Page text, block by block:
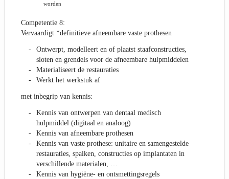
worden
Competentie 8:
Vervaardigt *definitieve afneembare vaste prothesen
Ontwerpt, modelleert en of plaatst staafconstructies,
sloten en grendels voor de afneembare hulpmiddelen
Materialiseert de restauraties
Werkt het werkstuk af
met inbegrip van kennis:
Kennis van ontwerpen van dentaal medisch
hulpmiddel (digitaal en analoog)
Kennis van afneembare prothesen
Kennis van vaste prothese: unitaire en samengestelde
restauraties, spalken, constructies op implantaten in
verschillende materialen, …
Kennis van hygiëne- en ontsmettingsregels